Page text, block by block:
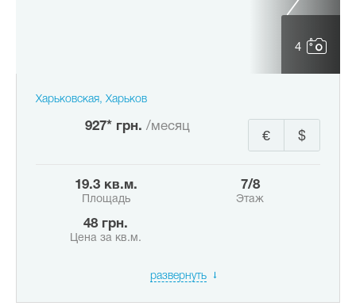
4
Харьковская, Харьков
927* грн. /месяц
$
€
19.3 кв.м.
Площадь
7/8
Этаж
48 грн.
Цена за кв.м.
развернуть